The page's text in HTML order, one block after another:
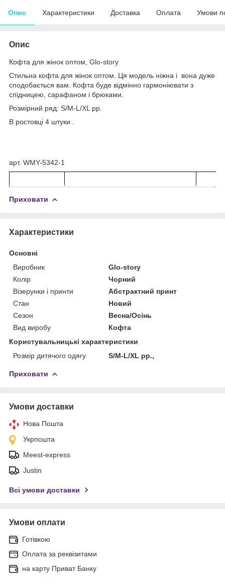
Опис Характеристики Доставка Оплата Умови
Опис
Кофта для жінок оптом, Glo-story
Стильна кофта для жінок оптом. Ця модель ніжна і вона дуже
сподобається вам. Кофта буде відмінно гармоніювати з
спідницею, сарафаном і брюками.
Розмірний ряд: S/M-L/XL рр.
В ростовці 4 штуки .
арт. WMY-5342-1
Приховати
Характеристики
Основні
Виробник
Glo-story
Колір
Чорний
Візерунки і принти
Абстрактний принт
Стан
Новий
Сезон
Весна/Осінь
Вид виробу
Кофта
Користувальницькі характеристики
Розмір дитячого одягу
S/M-L/XL рр.,
Приховати
Умови доставки
Нова Пошта
Укрпошта
Meest-express
Justin
Всі умови доставки
Умови оплати
Готівкою
Оплата за реквізитами
на карту Приват Банку